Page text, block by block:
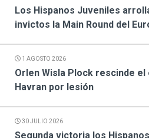
Los Hispanos Juveniles
invictos la Main Round del
1 AGOSTO 2026
Orlen Wisla Plock rescinde
Havran por lesión
30 JULIO 2026
Segunda victoria los